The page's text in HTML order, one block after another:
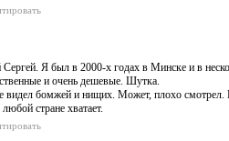
Я был в 2000-х годах в Минске и в
и очень дешевые. Шутка.
видел бомжей и нищих. Может, плохо
стране хватает.